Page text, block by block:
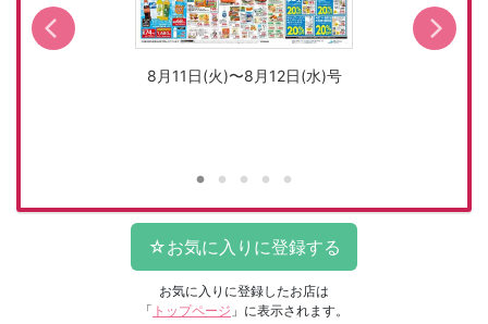
8月11日(火)〜8月12日(水)号
お気に入りに登録したお店は
「 トップページ 」に表示されます。